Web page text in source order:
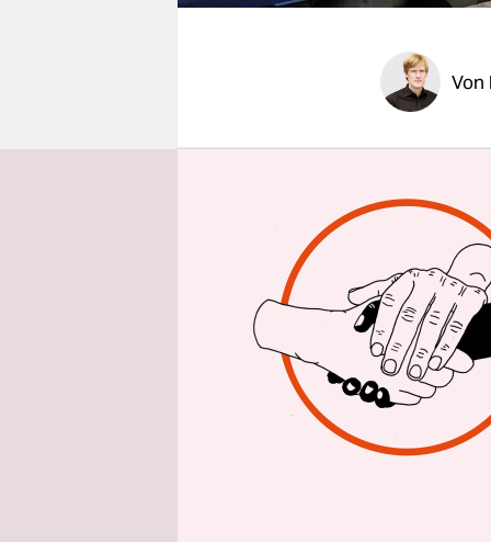
genossenschaft
Von
Im
Andreas
gegeben,
bei über 9
Großteil
ganze